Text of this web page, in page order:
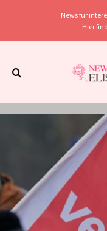
News für
Hier